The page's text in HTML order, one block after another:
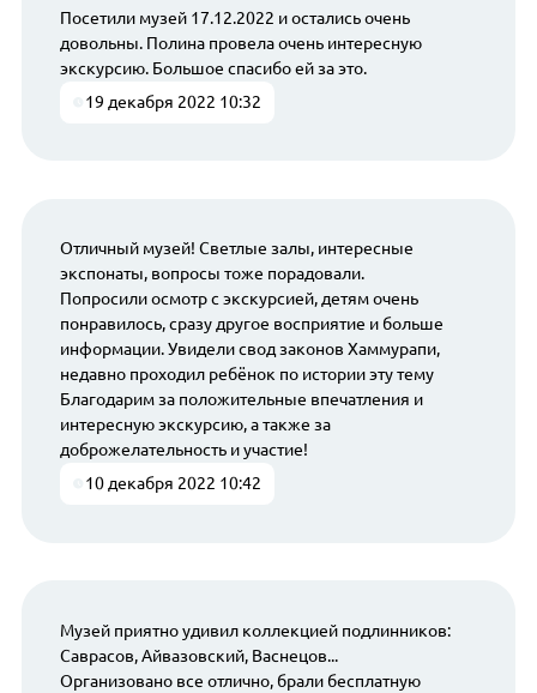
Посетили музей 17.12.2022 и остались очень
довольны. Полина провела очень интересную
экскурсию. Большое спасибо ей за это.
19 декабря 2022 10:32
Отличный музей! Светлые залы, интересные
экспонаты, вопросы тоже порадовали.
Попросили осмотр с экскурсией, детям очень
понравилось, сразу другое восприятие и больше
информации. Увидели свод законов Хаммурапи,
недавно проходил ребёнок по истории эту тему
Благодарим за положительные впечатления и
интересную экскурсию, а также за
доброжелательность и участие!
10 декабря 2022 10:42
Музей приятно удивил коллекцией подлинников:
Саврасов, Айвазовский, Васнецов...
Организовано все отлично, брали бесплатную